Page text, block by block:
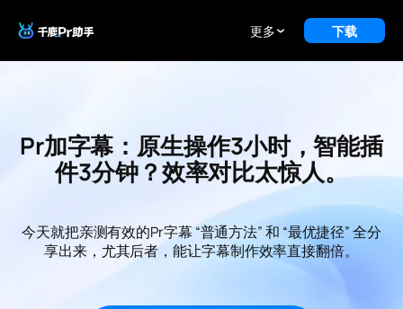
更多 下载
Pr加字幕：原生操作3小时，智能插
件3分钟？效率对比太惊人。
今天就把亲测有效的Pr字幕 “普通方法” 和 “最优捷径” 全分
享出来，尤其后者，能让字幕制作效率直接翻倍。